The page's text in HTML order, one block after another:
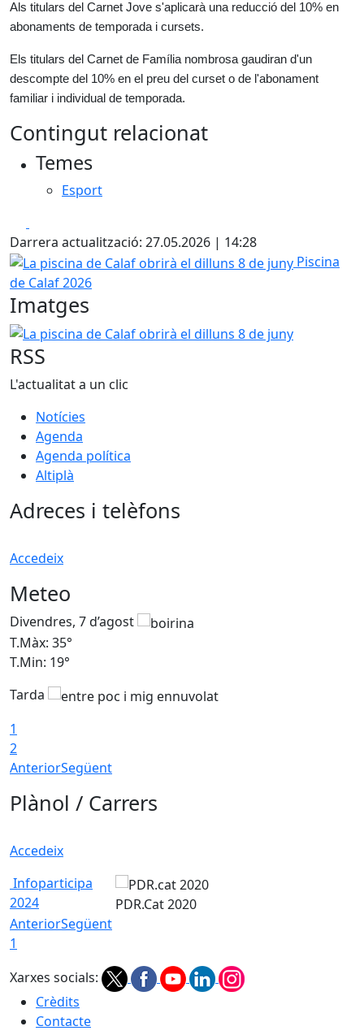
Als titulars del Carnet Jove s'aplicarà una reducció del 10% en
abonaments de temporada i cursets.
Els titulars del Carnet de Família nombrosa gaudiran d'un
descompte del 10% en el preu del curset o de l'abonament
familiar i individual de temporada.
Contingut relacionat
Temes
Esport
Darrera actualització: 27.05.2026 | 14:28
La piscina de Calaf obrirà el dilluns 8 de juny
Piscina
de Calaf 2026
Imatges
La piscina de Calaf obrirà el dilluns 8 de juny
RSS
L'actualitat a un clic
Notícies
Agenda
Agenda política
Altiplà
Adreces i telèfons
Accedeix
Meteo
Divendres, 7 d’agost
T.Màx: 35°
T.Min: 19°
Tarda
1
2
AnteriorSegüent
Plànol / Carrers
Accedeix
Infoparticipa
2024
PDR.Cat 2020
AnteriorSegüent
1
Xarxes socials:
Crèdits
Contacte